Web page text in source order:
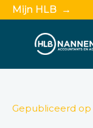
Mijn HLB →
Gepubliceerd op